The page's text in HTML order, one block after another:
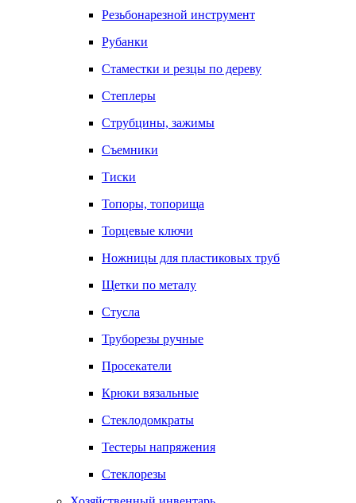
Резьбонарезной инструмент
Рубанки
Стаместки и резцы по дереву
Степлеры
Струбцины, зажимы
Съемники
Тиски
Топоры, топорища
Торцевые ключи
Ножницы для пластиковых труб
Щетки по металу
Стусла
Труборезы ручные
Просекатели
Крюки вязальные
Стеклодомкраты
Тестеры напряжения
Стеклорезы